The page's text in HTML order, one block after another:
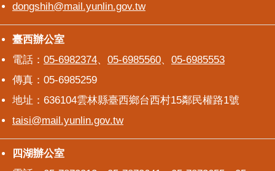
dongshih@mail.yunlin.gov.tw
臺西辦公室
臺西辦公室
電話： 05-6982374、 05-6985560、 05-6985553
傳真：05-6985259
地址：636104雲林縣臺西鄉台西村15鄰民權路1號
taisi@mail.yunlin.gov.tw
四湖辦公室
四湖辦公室